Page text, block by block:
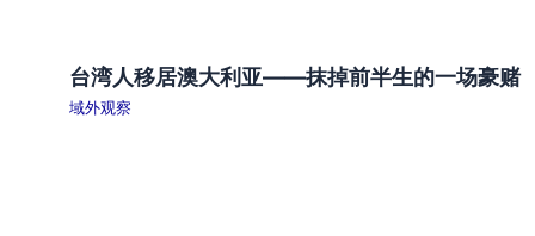
台湾人移居澳大利亚——抹掉前半生的一场豪赌
域外观察